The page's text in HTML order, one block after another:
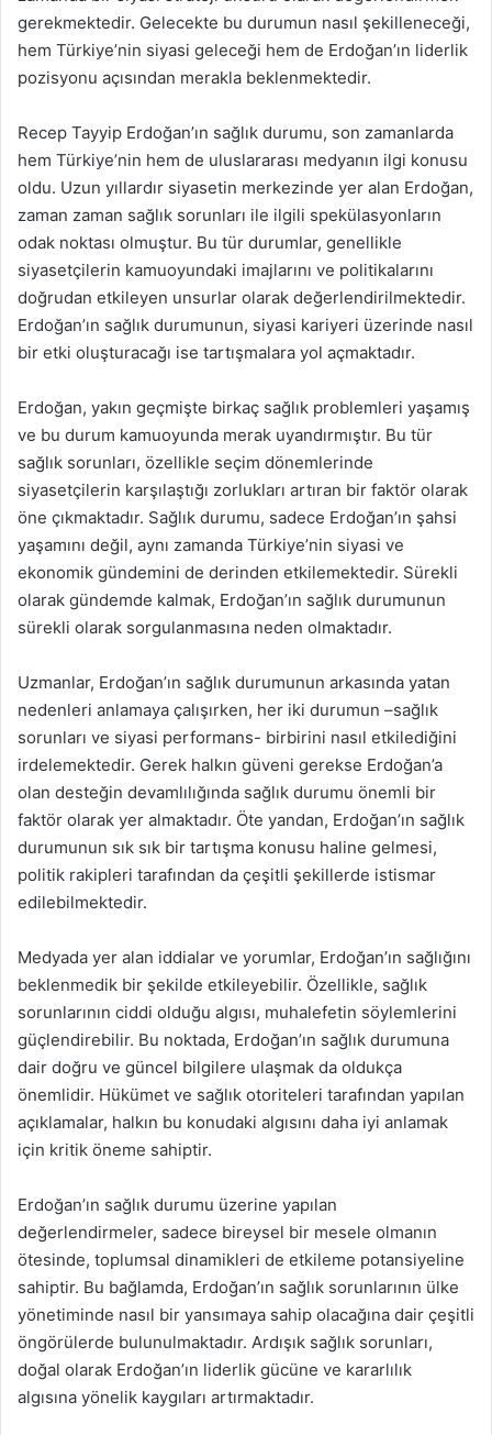
gerekmektedir. Gelecekte bu durumun nasıl şekilleneceği,
hem Türkiye’nin siyasi geleceği hem de Erdoğan’ın liderlik
pozisyonu açısından merakla beklenmektedir.
Recep Tayyip Erdoğan’ın sağlık durumu, son zamanlarda
hem Türkiye’nin hem de uluslararası medyanın ilgi konusu
oldu. Uzun yıllardır siyasetin merkezinde yer alan Erdoğan,
zaman zaman sağlık sorunları ile ilgili spekülasyonların
odak noktası olmuştur. Bu tür durumlar, genellikle
siyasetçilerin kamuoyundaki imajlarını ve politikalarını
doğrudan etkileyen unsurlar olarak değerlendirilmektedir.
Erdoğan’ın sağlık durumunun, siyasi kariyeri üzerinde nasıl
bir etki oluşturacağı ise tartışmalara yol açmaktadır.
Erdoğan, yakın geçmişte birkaç sağlık problemleri yaşamış
ve bu durum kamuoyunda merak uyandırmıştır. Bu tür
sağlık sorunları, özellikle seçim dönemlerinde
siyasetçilerin karşılaştığı zorlukları artıran bir faktör olarak
öne çıkmaktadır. Sağlık durumu, sadece Erdoğan’ın şahsi
yaşamını değil, aynı zamanda Türkiye’nin siyasi ve
ekonomik gündemini de derinden etkilemektedir. Sürekli
olarak gündemde kalmak, Erdoğan’ın sağlık durumunun
sürekli olarak sorgulanmasına neden olmaktadır.
Uzmanlar, Erdoğan’ın sağlık durumunun arkasında yatan
nedenleri anlamaya çalışırken, her iki durumun –sağlık
sorunları ve siyasi performans- birbirini nasıl etkilediğini
irdelemektedir. Gerek halkın güveni gerekse Erdoğan’a
olan desteğin devamlılığında sağlık durumu önemli bir
faktör olarak yer almaktadır. Öte yandan, Erdoğan’ın sağlık
durumunun sık sık bir tartışma konusu haline gelmesi,
politik rakipleri tarafından da çeşitli şekillerde istismar
edilebilmektedir.
Medyada yer alan iddialar ve yorumlar, Erdoğan’ın sağlığını
beklenmedik bir şekilde etkileyebilir. Özellikle, sağlık
sorunlarının ciddi olduğu algısı, muhalefetin söylemlerini
güçlendirebilir. Bu noktada, Erdoğan’ın sağlık durumuna
dair doğru ve güncel bilgilere ulaşmak da oldukça
önemlidir. Hükümet ve sağlık otoriteleri tarafından yapılan
açıklamalar, halkın bu konudaki algısını daha iyi anlamak
için kritik öneme sahiptir.
Erdoğan’ın sağlık durumu üzerine yapılan
değerlendirmeler, sadece bireysel bir mesele olmanın
ötesinde, toplumsal dinamikleri de etkileme potansiyeline
sahiptir. Bu bağlamda, Erdoğan’ın sağlık sorunlarının ülke
yönetiminde nasıl bir yansımaya sahip olacağına dair çeşitli
öngörülerde bulunulmaktadır. Ardışık sağlık sorunları,
doğal olarak Erdoğan’ın liderlik gücüne ve kararlılık
algısına yönelik kaygıları artırmaktadır.